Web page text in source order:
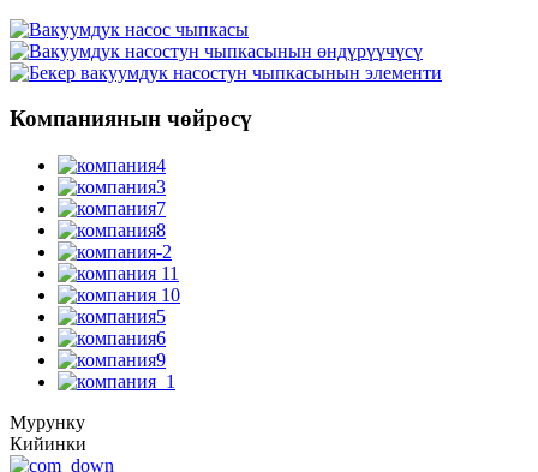
Компаниянын чөйрөсү
Мурунку
Кийинки